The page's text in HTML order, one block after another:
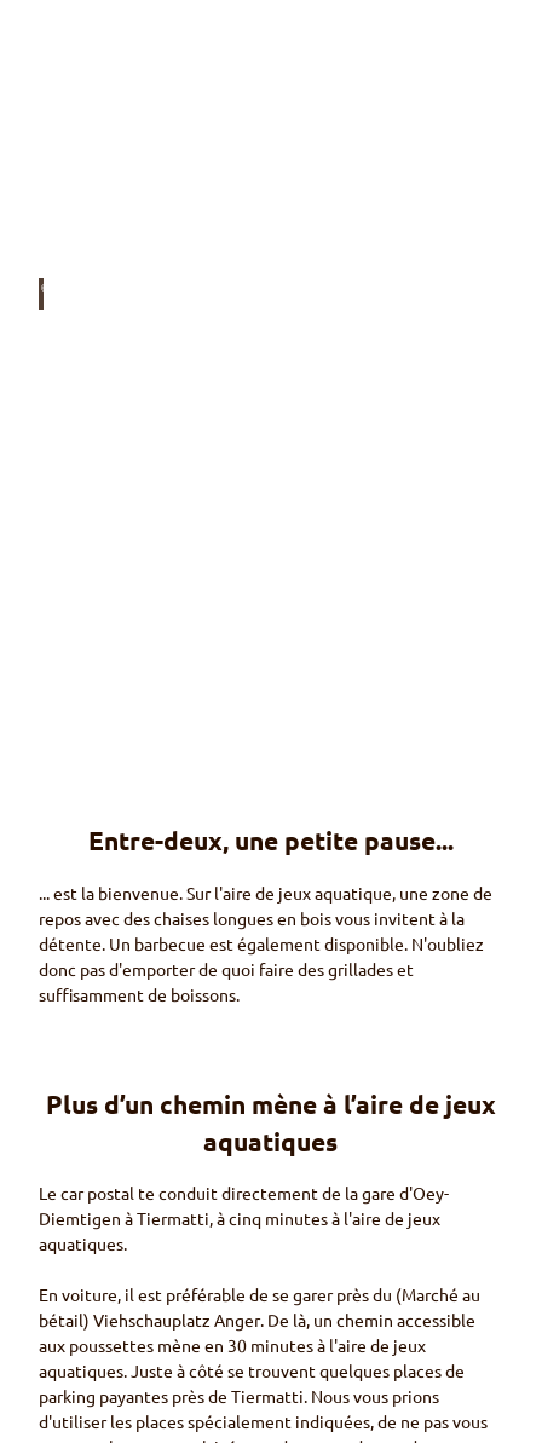
© Ma
Journées d'exploration
Entre-deux, une petite pause...
... est la bienvenue. Sur l'aire de jeux aquatique, une zone de
repos avec des chaises longues en bois vous invitent à la
détente. Un barbecue est également disponible. N'oubliez
donc pas d'emporter de quoi faire des grillades et
suffisamment de boissons.
Plus d’un chemin mène à l’aire de jeux
aquatiques
Le car postal te conduit directement de la gare d'Oey-
Diemtigen àTiermatti, à cinq minutes à l'aire de jeux
aquatiques.
En voiture, il est préférable de se garer près du (Marché au
bétail) Viehschauplatz Anger. De là, un chemin accessible
aux poussettes mène en 30 minutes à l'aire de jeux
aquatiques. Juste à côté se trouvent quelques places de
parking payantes près de Tiermatti. Nous vous prions
d'utiliser les places spécialement indiquées, de ne pas vous